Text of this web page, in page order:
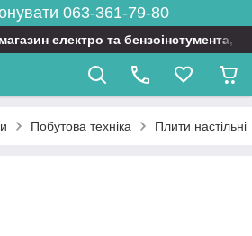
063-361-79-80
електро та бензоінстумента,
Побутова техніка Плити настільні